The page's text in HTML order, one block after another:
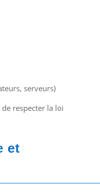
serveurs)
respecter la loi
et